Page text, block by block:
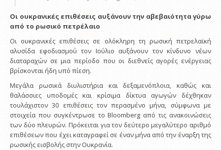
Οι ουκρανικές επιθέσεις αυξάνουν την αβεβαιότητα γύρω
από το ρωσικό πετρέλαιο
Οι ουκρανικές επιθέσεις σε ολόκληρη τη ρωσική πετρελαϊκή
αλυσίδα εφοδιασμού τον Ιούλιο αυξάνουν τον κίνδυνο νέων
διαταραχών σε μια περίοδο που οι διεθνείς αγορές ενέργειας
βρίσκονται ήδη υπό πίεση.
Μεγάλα ρωσικά διυλιστήρια και δεξαμενόπλοια, καθώς και
θαλάσσιες υποδομές και κρίσιμα δίκτυα αγωγών δέχθηκαν
τουλάχιστον 30 επιθέσεις τον περασμένο μήνα, σύμφωνα με
στοιχεία που συγκέντρωσε το Bloomberg από τις ανακοινώσεις
των δύο πλευρών. Πρόκειται για τον δεύτερο μεγαλύτερο αριθμό
επιθέσεων που έχει καταγραφεί σε έναν μήνα από την έναρξη της
ρωσικής εισβολής στην Ουκρανία.